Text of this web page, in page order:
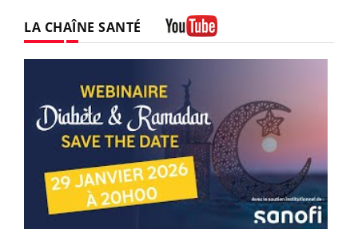
LA CHAÎNE SANTÉ